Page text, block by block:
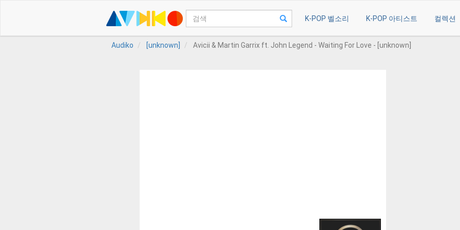
K-POP 벨소리 K-POP 아티스트 컬렉션
Audiko [unknown] Avicii & Martin Garrix ft. John Legend - Waiting For Love - [unknown]